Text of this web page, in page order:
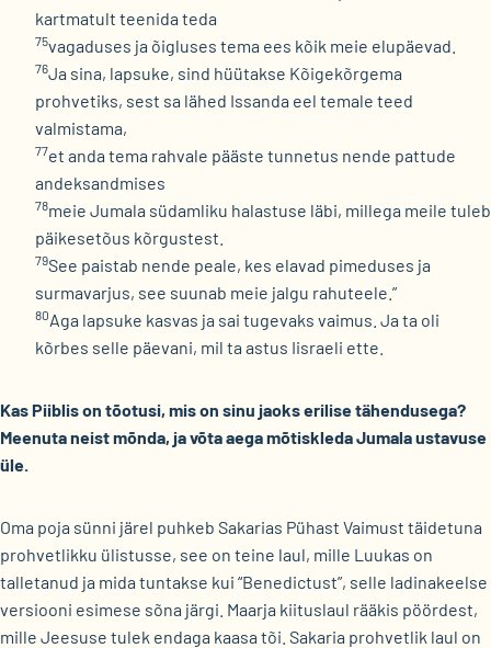
kartmatult teenida teda
75vagaduses ja õigluses tema ees kõik meie elupäevad.
76Ja sina, lapsuke, sind hüütakse Kõigekõrgema
prohvetiks, sest sa lähed Issanda eel temale teed
valmistama,
77et anda tema rahvale pääste tunnetus nende pattude
andeksandmises
78meie Jumala südamliku halastuse läbi, millega meile tuleb
päikesetõus kõrgustest.
79See paistab nende peale, kes elavad pimeduses ja
surmavarjus, see suunab meie jalgu rahuteele.”
80Aga lapsuke kasvas ja sai tugevaks vaimus. Ja ta oli
kõrbes selle päevani, mil ta astus Iisraeli ette.
Kas Piiblis on tõotusi, mis on sinu jaoks erilise tähendusega?
Meenuta neist mõnda, ja võta aega mõtiskleda Jumala ustavuse
üle.
Oma poja sünni järel puhkeb Sakarias Pühast Vaimust täidetuna
prohvetlikku ülistusse, see on teine laul, mille Luukas on
talletanud ja mida tuntakse kui “Benedictust”, selle ladinakeelse
versiooni esimese sõna järgi. Maarja kiituslaul rääkis pöördest,
mille Jeesuse tulek endaga kaasa tõi. Sakaria prohvetlik laul on